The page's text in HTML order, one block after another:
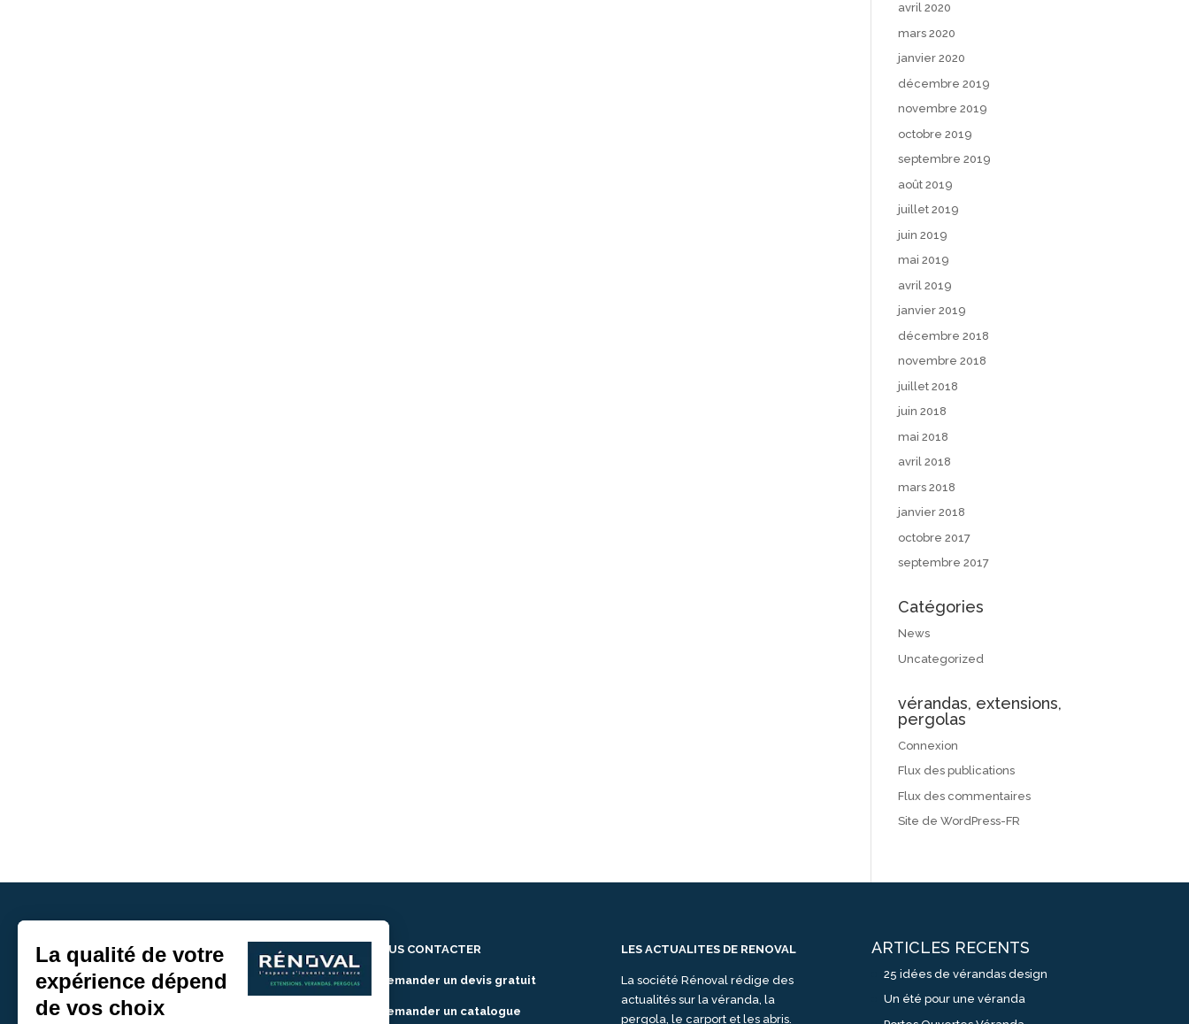
avril 2020
mars 2020
janvier 2020
décembre 2019
novembre 2019
octobre 2019
septembre 2019
août 2019
juillet 2019
juin 2019
mai 2019
avril 2019
janvier 2019
décembre 2018
novembre 2018
juillet 2018
juin 2018
mai 2018
avril 2018
mars 2018
janvier 2018
octobre 2017
septembre 2017
Catégories
News
Uncategorized
vérandas, extensions,
pergolas
Connexion
Flux des publications
Flux des commentaires
Site de WordPress-FR
NOUS CONTACTER
> Demander un devis gratuit
> Demander un catalogue
LES ACTUALITES DE RENOVAL
La société Rénoval rédige des
actualités sur la véranda, la
pergola, le carport et les abris.
ARTICLES RECENTS
25 idées de vérandas design
Un été pour une véranda